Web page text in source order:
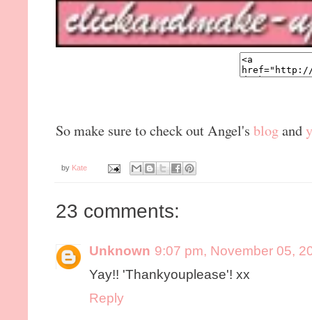
So make sure to check out Angel's blogand
by Kate
23 comments:
Unknown 9:07 pm, November 05,
Yay!! 'Thankyouplease'! xx
Reply